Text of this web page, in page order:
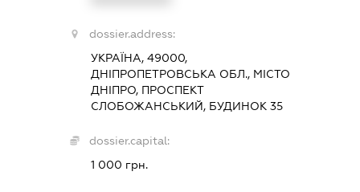
dossier.address:
УКРАЇНА, 49000,
ДНІПРОПЕТРОВСЬКА ОБЛ., МІСТО
ДНІПРО, ПРОСПЕКТ
СЛОБОЖАНСЬКИЙ, БУДИНОК 35
dossier.capital:
1 000 грн.